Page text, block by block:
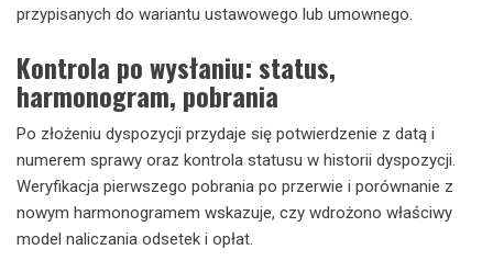
przypisanych do wariantu ustawowego lub umownego.
Kontrola po wysłaniu: status,
harmonogram, pobrania
Po złożeniu dyspozycji przydaje się potwierdzenie z datą i
numerem sprawy oraz kontrola statusu w historii dyspozycji.
Weryfikacja pierwszego pobrania po przerwie i porównanie z
nowym harmonogramem wskazuje, czy wdrożono właściwy
model naliczania odsetek i opłat.